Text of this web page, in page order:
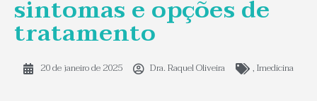
sintomas e opções de
tratamento
20 de janeiro de 2025 Dra. Raquel Oliveira ,Imedicina